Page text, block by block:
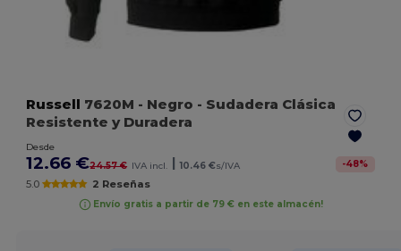
Russell 7620M - Negro - Sudadera Clásica
Resistente y Duradera
Desde
12.66 €24.57 € IVA incl. | 10.46 €s/IVA -48%
5.0 2 Reseñas
Envío gratis a partir de 79 € en este almacén!